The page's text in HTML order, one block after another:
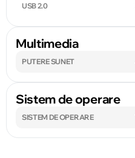
USB 2.0
Multimedia
PUTERE SUNET
Sistem de operare
SISTEM DE OPERARE